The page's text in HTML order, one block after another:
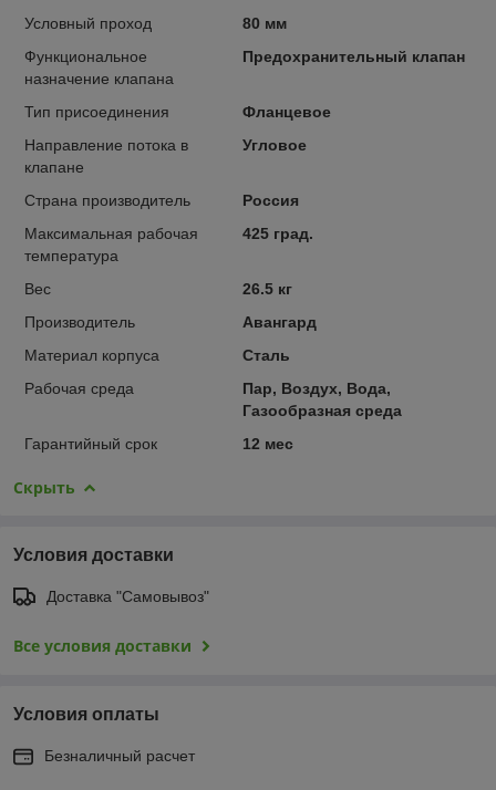
Условный проход
80 мм
Функциональное
назначение клапана
Предохранительный клапан
Тип присоединения
Фланцевое
Направление потока в
клапане
Угловое
Страна производитель
Россия
Максимальная рабочая
температура
425 град.
Вес
26.5 кг
Производитель
Авангард
Материал корпуса
Сталь
Рабочая среда
Пар, Воздух, Вода,
Газообразная среда
Гарантийный срок
12 мес
Скрыть
Условия доставки
Доставка "Самовывоз"
Все условия доставки
Условия оплаты
Безналичный расчет